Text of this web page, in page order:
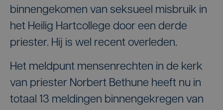
binnengekomen van seksueel misbruik in
het Heilig Hartcollege door een derde
priester. Hij is wel recent overleden.
Het meldpunt mensenrechten in de kerk
van priester Norbert Bethune heeft nu in
totaal 13 meldingen binnengekregen van